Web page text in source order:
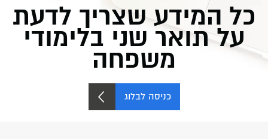
כל המידע שצריך לדעת
על תואר שני בלימודי
משפחה
כניסה לבלוג